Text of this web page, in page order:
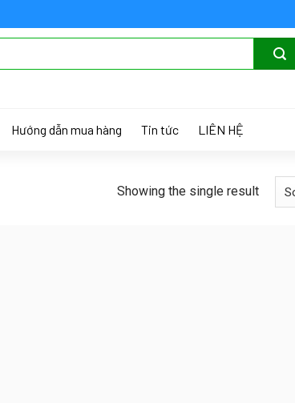
Hướng dẫn mua hàng Tin tức LIÊN HỆ
Showing the single result